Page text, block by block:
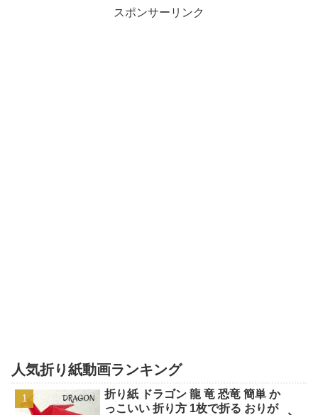
スポンサーリンク
人気折り紙動画ランキング
折り紙 ドラゴン 龍 竜 恐竜 簡単 か
っこいい 折り方 1枚で折る おりが